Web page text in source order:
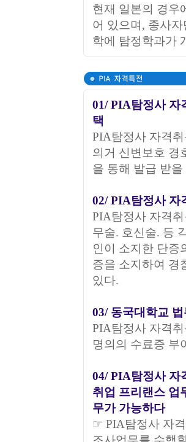
현재 일본의 경우
어 있으며, 종사
학에 탐정학과가
01/ PIA탐정사 자
택
PIA탐정사 자격
의거 신변보호 경
을 통해 발급 받
02/ PIA탐정사 자
PIA탐정사 자격
무술. 호신술. 등
인이 소지한 단증
증을 소지하여 경
있다.
03/ 동국대학교
PIA탐정사 자격
명의의 수료증 부
04/ PIA탐정사 자
취업 프리랜스 업
무가 가능하다
☞ PIA탐정사 자